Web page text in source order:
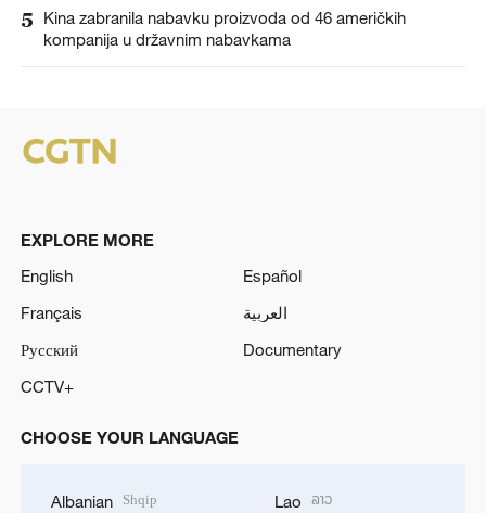
5
Kina zabranila nabavku proizvoda od 46 američkih
kompanija u državnim nabavkama
EXPLORE MORE
English
Español
Français
العربية
Русский
Documentary
CCTV+
CHOOSE YOUR LANGUAGE
Albanian Shqip Lao ລາວ